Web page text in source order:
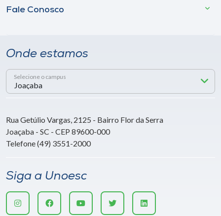
Fale Conosco
Onde estamos
Selecione o campus
Rua Getúlio Vargas, 2125 - Bairro Flor da Serra
Joaçaba - SC - CEP 89600-000
Telefone (49) 3551-2000
Siga a Unoesc